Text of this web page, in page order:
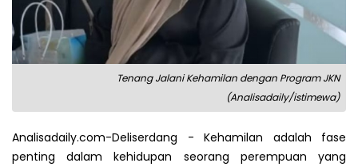
Tenang Jalani Kehamilan dengan Program JKN
(Analisadaily/istimewa)
Analisadaily.com-Deliserdang - Kehamilan adalah fase
penting dalam kehidupan seorang perempuan yang